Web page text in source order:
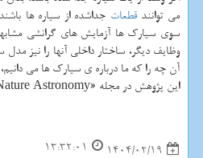
می توانندقطعات جداشده از سیاره ها
سوی سیارک ها آزمایش های گرانشی
وظایف دیگر، ساختار داخلی آنها را نیز مدل
آن چه را که ما درباره ی سیارک ها می
این پژوهش در مجله «Nature Astronomy» به چاپ رسید.
1404/02/19
13:32:01